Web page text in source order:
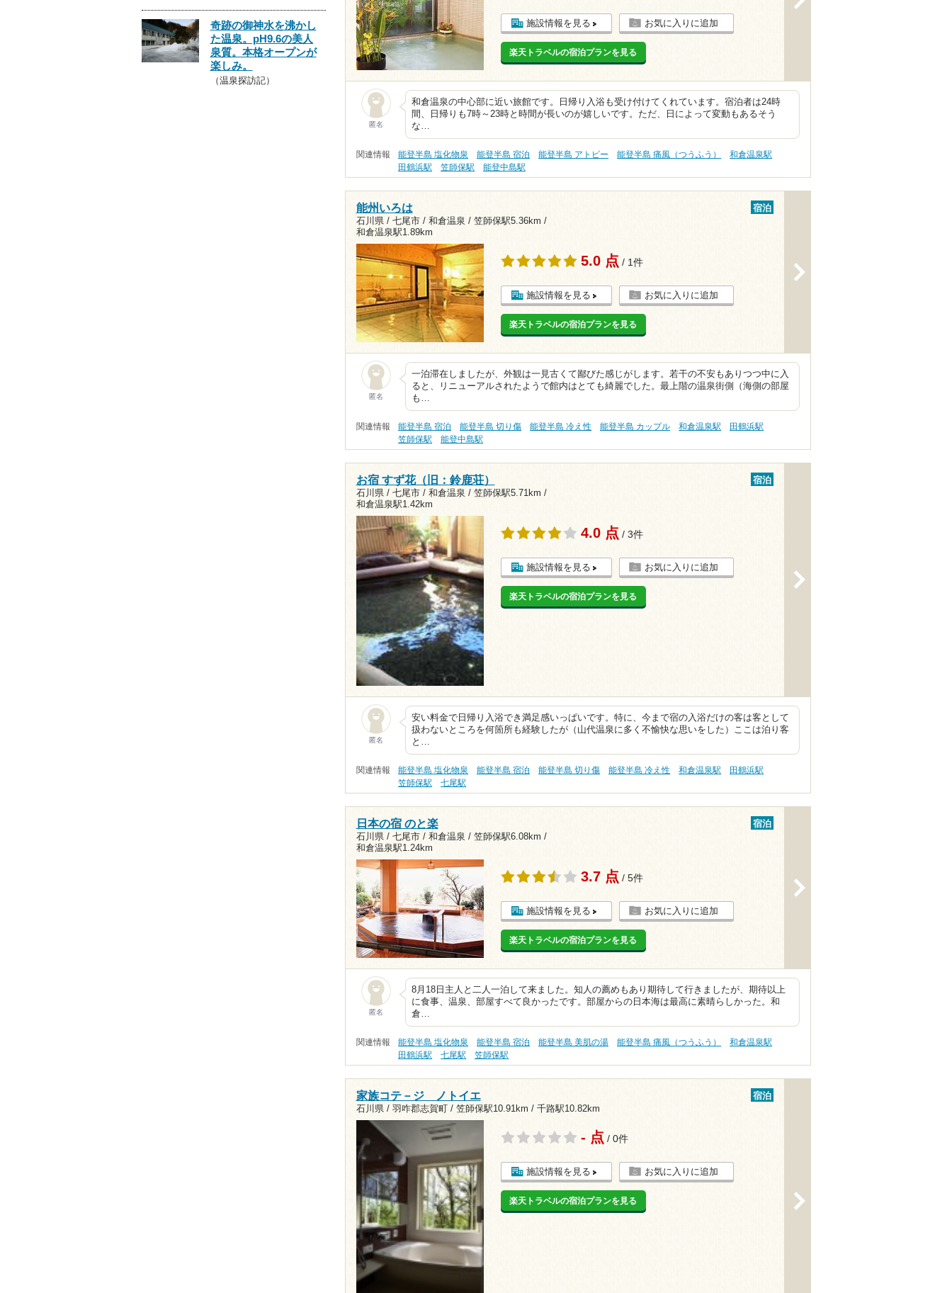
施設情報を見る お気に入りに追加
楽天トラベルの宿泊プランを見る
匿名
和倉温泉の中心部に近い旅館です。日帰り入浴も受け付けてくれています。宿泊者は24時
間、日帰りも7時～23時と時間が長いのが嬉しいです。ただ、日によって変動もあるそう
な…
関連情報 能登半島 塩化物泉 能登半島 宿泊 能登半島 アトピー 能登半島 痛風（つうふう）
和倉温泉駅
田鶴浜駅
笠師保駅 能登中島駅
能州いろは
石川県 / 七尾市 / 和倉温泉 / 笠師保駅5.36km /
和倉温泉駅1.89km
宿泊
5.0 点 / 1件
施設情報を見る お気に入りに追加
楽天トラベルの宿泊プランを見る
匿名
一泊滞在しましたが、外観は一見古くて鄙びた感じがします。若干の不安もありつつ中に入
ると、リニューアルされたようで館内はとても綺麗でした。最上階の温泉街側（海側の部屋
も…
関連情報 能登半島 宿泊 能登半島 切り傷 能登半島 冷え性 能登半島 カップル 和倉温泉駅
田鶴浜駅
笠師保駅
能登中島駅
お宿 すず花（旧：鈴鹿荘）
石川県 / 七尾市 / 和倉温泉 / 笠師保駅5.71km /
和倉温泉駅1.42km
宿泊
4.0 点 / 3件
施設情報を見る お気に入りに追加
楽天トラベルの宿泊プランを見る
匿名
安い料金で日帰り入浴でき満足感いっぱいです。特に、今まで宿の入浴だけの客は客として
扱わないところを何箇所も経験したが（山代温泉に多く不愉快な思いをした）ここは泊り客
と…
関連情報 能登半島 塩化物泉 能登半島 宿泊 能登半島 切り傷 能登半島 冷え性 和倉温泉駅
田鶴浜駅
笠師保駅
七尾駅
日本の宿 のと楽
石川県 / 七尾市 / 和倉温泉 / 笠師保駅6.08km /
和倉温泉駅1.24km
宿泊
3.7 点 / 5件
施設情報を見る お気に入りに追加
楽天トラベルの宿泊プランを見る
匿名
8月18日主人と二人一泊して来ました。知人の薦めもあり期待して行きましたが、期待以上
に食事、温泉、部屋すべて良かったです。部屋からの日本海は最高に素晴らしかった。和
倉…
関連情報 能登半島 塩化物泉 能登半島 宿泊 能登半島 美肌の湯 能登半島 痛風（つうふう）
和倉温泉駅
田鶴浜駅
七尾駅 笠師保駅
家族コテ－ジ ノトイエ
石川県 / 羽咋郡志賀町 / 笠師保駅10.91km / 千路駅10.82km
宿泊
- 点 / 0件
施設情報を見る お気に入りに追加
楽天トラベルの宿泊プランを見る
奇跡の御神水を沸かし
た温泉。pH9.6の美人
泉質。本格オープンが
楽しみ。
（温泉探訪記）